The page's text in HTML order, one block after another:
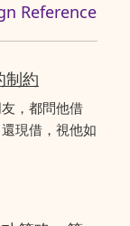
Reference
制約
，都問他借
現借，視他如